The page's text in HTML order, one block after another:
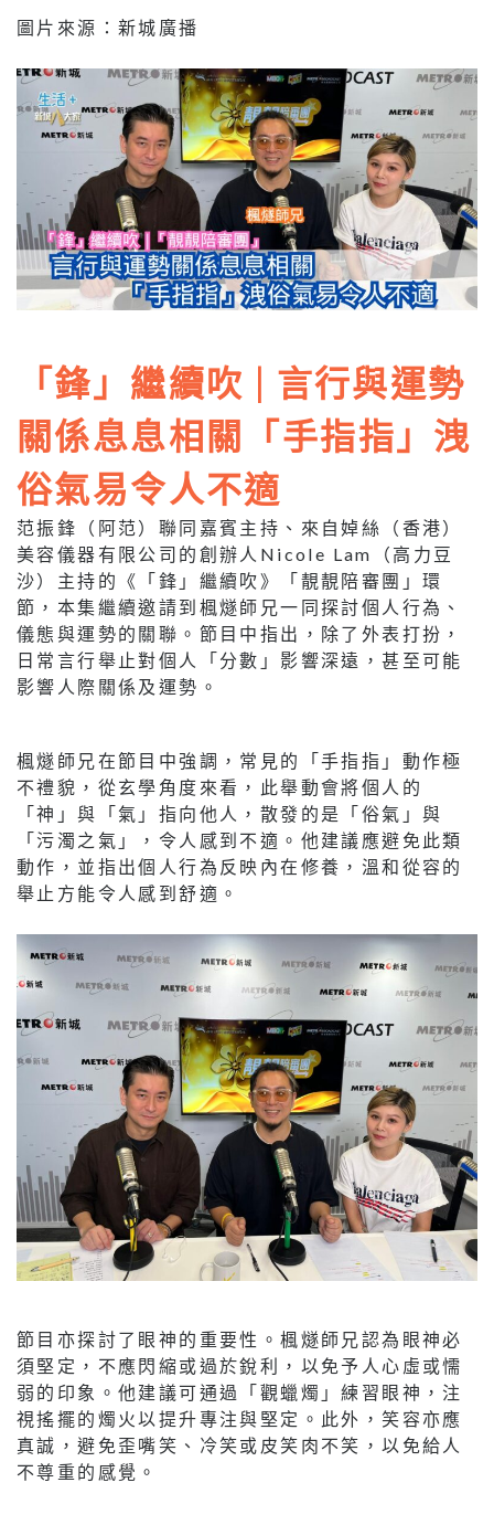
圖片來源：新城廣播
「鋒」繼續吹 | 言行與運勢
關係息息相關「手指指」洩
俗氣易令人不適
范振鋒（阿范）聯同嘉賓主持、來自婥絲（香港）
美容儀器有限公司的創辦人Nicole Lam（高力豆
沙）主持的《「鋒」繼續吹》「靚靚陪審團」環
節，本集繼續邀請到楓燧師兄一同探討個人行為、
儀態與運勢的關聯。節目中指出，除了外表打扮，
日常言行舉止對個人「分數」影響深遠，甚至可能
影響人際關係及運勢。
楓燧師兄在節目中強調，常見的「手指指」動作極
不禮貌，從玄學角度來看，此舉動會將個人的
「神」與「氣」指向他人，散發的是「俗氣」與
「污濁之氣」，令人感到不適。他建議應避免此類
動作，並指出個人行為反映內在修養，溫和從容的
舉止方能令人感到舒適。
節目亦探討了眼神的重要性。楓燧師兄認為眼神必
須堅定，不應閃縮或過於銳利，以免予人心虛或懦
弱的印象。他建議可通過「觀蠟燭」練習眼神，注
視搖擺的燭火以提升專注與堅定。此外，笑容亦應
真誠，避免歪嘴笑、冷笑或皮笑肉不笑，以免給人
不尊重的感覺。